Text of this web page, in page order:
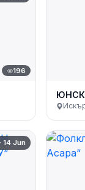
196
14 Jun